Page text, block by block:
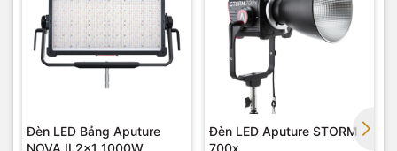
Đèn LED Bảng Aputure
NOVA II 2×1 1000W
Đèn LED Aputure STORM
700x